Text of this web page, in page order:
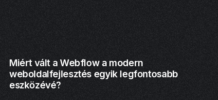
Miért vált a Webflow a modern
weboldalfejlesztés egyik legfontosabb
eszközévé?